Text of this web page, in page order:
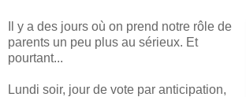
Il y a des jours où on prend notre rôle de
parents un peu plus au sérieux. Et
pourtant...
Lundi soir, jour de vote par anticipation,